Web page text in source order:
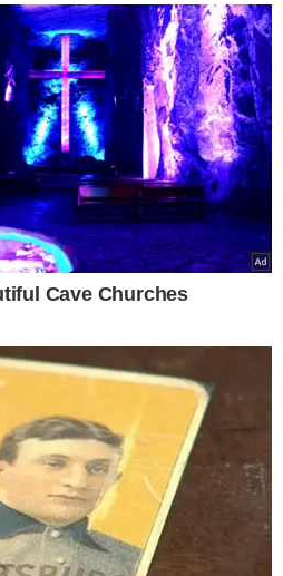
lojas, tudo que está
design de interior, paisagismo.
tem um processo longo de
pessoas envolvidas, a
de moda, por exemplo, a
a obra. A gente tem mais
aqui, então a gente
aqui em volta, de quentinhas,
é mais importante para a
do nosso estado, tudo
cultura. Nossa arte e poder
para o mundo. Então eles
é valorizar nossos profissionais